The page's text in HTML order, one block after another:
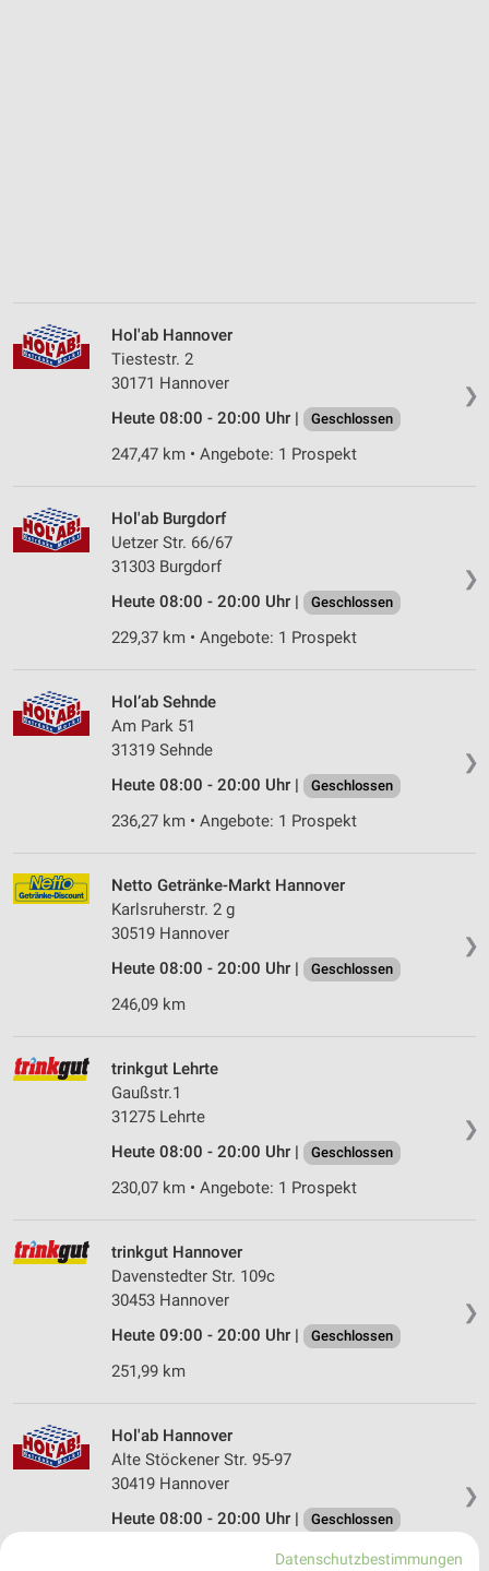
❯
Hol'ab Hannover
Tiestestr. 2
30171 Hannover
Heute 08:00 - 20:00 Uhr |
Geschlossen
247,47 km • Angebote: 1 Prospekt
❯
Hol'ab Burgdorf
Uetzer Str. 66/67
31303 Burgdorf
Heute 08:00 - 20:00 Uhr |
Geschlossen
229,37 km • Angebote: 1 Prospekt
❯
Hol’ab Sehnde
Am Park 51
31319 Sehnde
Heute 08:00 - 20:00 Uhr |
Geschlossen
236,27 km • Angebote: 1 Prospekt
❯
Netto Getränke-Markt Hannover
Karlsruherstr. 2 g
30519 Hannover
Heute 08:00 - 20:00 Uhr |
Geschlossen
246,09 km
❯
trinkgut Lehrte
Gaußstr.1
31275 Lehrte
Heute 08:00 - 20:00 Uhr |
Geschlossen
230,07 km • Angebote: 1 Prospekt
❯
trinkgut Hannover
Davenstedter Str. 109c
30453 Hannover
Heute 09:00 - 20:00 Uhr |
Geschlossen
251,99 km
❯
Hol'ab Hannover
Alte Stöckener Str. 95-97
30419 Hannover
Heute 08:00 - 20:00 Uhr |
Geschlossen
254,51 km • Angebote: 1 ProspektDatenschutzbestimmungen